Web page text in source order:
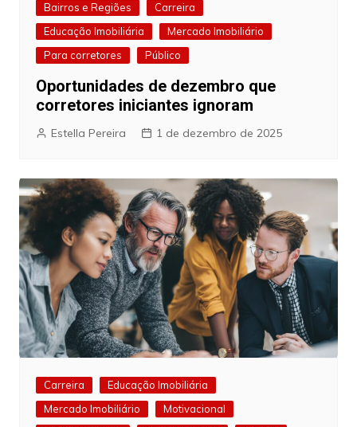
Bairros e Regiões
Carreira
Educação Imobiliária
Mercado Imobiliário
Para corretores
Público
Oportunidades de dezembro que
corretores iniciantes ignoram
Estella Pereira 1 de dezembro de 2025
Carreira
Educação Imobiliária
Mercado Imobiliário
Motivacional